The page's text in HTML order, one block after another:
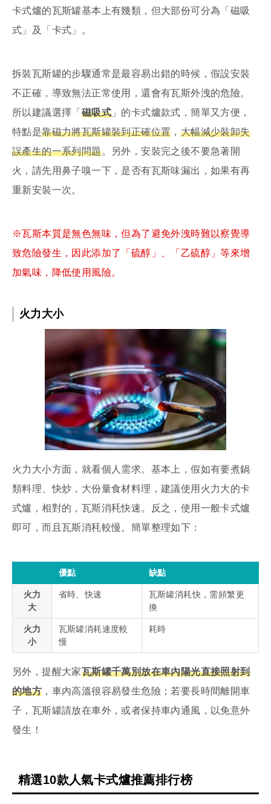
卡式爐的瓦斯罐基本上有幾類，但大部份可分為「磁吸
式」及「卡式」。
拆裝瓦斯罐的步驟通常是最容易出錯的時候，假設安裝
不正確，導致無法正常使用，還會有瓦斯外洩的危險。
所以建議選擇「 磁吸式 」的卡式爐款式，簡單又方便，
特點是靠磁力將瓦斯罐裝到正確位置 ， 大幅減少裝卸失
誤產生的一系列問題。另外，安裝完之後不要急著開
火，請先用鼻子嗅一下，是否有瓦斯味漏出，如果有再
重新安裝一次。
※瓦斯本質是無色無味，但為了避免外洩時難以察覺導
致危險發生，因此添加了「硫醇」、「乙硫醇」等來增
加氣味，降低使用風險。
火力大小
火力大小方面，就看個人需求。基本上，假如有要煮鍋
類料理、快炒，大份量食材料理，建議使用火力大的卡
式爐，相對的，瓦斯消秏快速。反之，使用一般卡式爐
即可，而且瓦斯消秏較慢。簡單整理如下：
優點 缺點
火力
大
省時、快速
瓦斯罐消耗快，需頻繁更
換
火力
小
瓦斯罐消耗速度較
慢
耗時
另外，提醒大家瓦斯罐千萬別放在車內陽光直接照射到
的地方 ，車內高溫很容易發生危險；若要長時間離開車
子，瓦斯罐請放在車外，或者保持車內通風，以免意外
發生！
精選10款人氣卡式爐推薦排行榜